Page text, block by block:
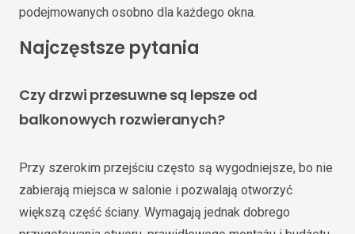
podejmowanych osobno dla każdego okna.
Najczęstsze pytania
Czy drzwi przesuwne są lepsze od
balkonowych rozwieranych?
Przy szerokim przejściu często są wygodniejsze, bo nie
zabierają miejsca w salonie i pozwalają otworzyć
większą część ściany. Wymagają jednak dobrego